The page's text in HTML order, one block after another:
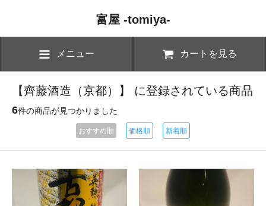
富屋 -tomiya-
メニュー カートを見る
【齊藤酒造（京都）】 に登録されている商品
6件の商品が見つかりました
おすすめ順 価格順 新着順